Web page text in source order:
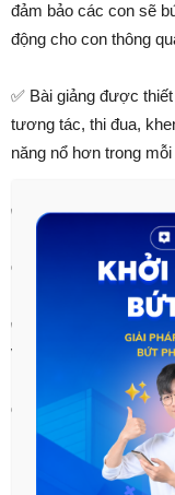
đảm bảo các con sẽ
động cho con thông
✅ Bài giảng được
tương tác, thi đua,
năng nổ hơn trong
✅ Hình thức học tập
học trực tuyến
quá trình học.
✅ Với mỗi đơn vị kiến
vấn đề và cùng học
kiến thức 1 chiều.
dưới sự đồng hành sát
nắm được bản chất,
nhớ lâu hơn.